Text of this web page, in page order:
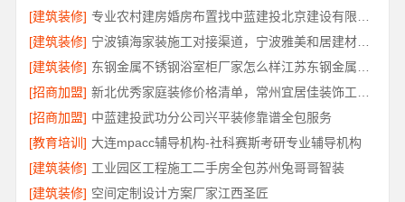
[建筑装修]
[建筑装修]
宁波镇海家装施工对接渠道，宁波雅美和居建材科技有限公司
[建筑装修]
[招商加盟]
[招商加盟] 中蓝建投武功分公司兴平装修靠谱全包服务
[教育培训] 大连mpacc辅导机构-社科赛斯考研专业辅导机构
[建筑装修] 工业园区工程施工二手房全包苏州兔哥哥智装
[建筑装修] 空间定制设计方案厂家江西圣匠